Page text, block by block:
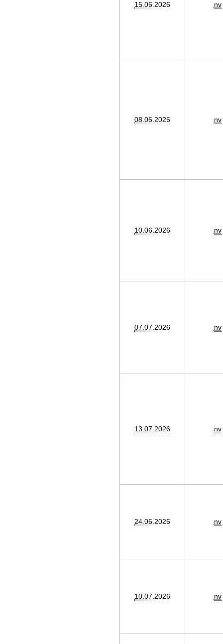
15.06.2026 nv
08.06.2026 nv
10.06.2026 nv
07.07.2026 nv
13.07.2026 nv
24.06.2026 nv
10.07.2026 nv